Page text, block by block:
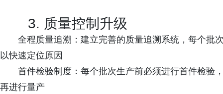
3. 质量控制升级
全程质量追溯：建立完善的质量追溯系统，每个批
以快速定位原因
首件检验制度：每个批次生产前必须进行首件检验
再进行量产